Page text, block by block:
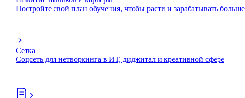
Постройте свой план обучения, чтобы расти и зарабатывать больше
Сетка
Соцсеть для нетворкинга в ИТ, диджитал и креативной сфере